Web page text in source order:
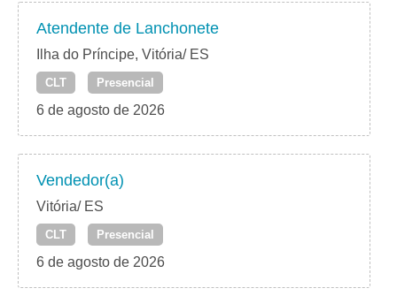
Atendente de Lanchonete
Ilha do Príncipe, Vitória/ ES
CLT Presencial
6 de agosto de 2026
Vendedor(a)
Vitória/ ES
CLT Presencial
6 de agosto de 2026